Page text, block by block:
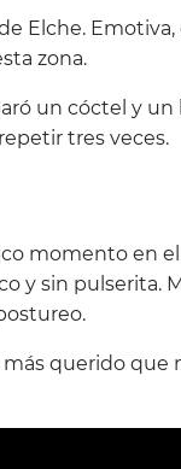
Elche.
zona.
un cóctel y
tres veces.
momento en
y sin pulserita.
querido que